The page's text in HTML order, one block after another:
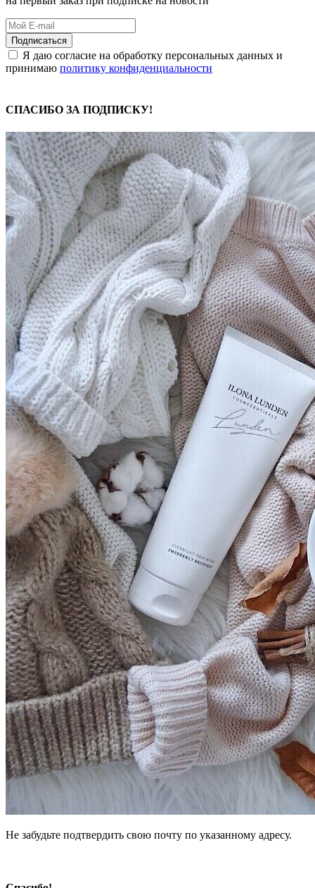
Подписаться
Я даю согласие на обработку персональных данных и
принимаю политику конфиденциальности
СПАСИБО ЗА ПОДПИСКУ!
Не забудьте подтвердить свою почту по указанному адресу.